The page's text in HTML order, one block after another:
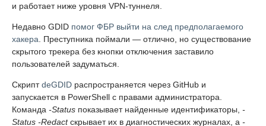
и работает ниже уровня VPN-туннеля.
Недавно GDID помог ФБР выйти на след предполагаемого
хакера . Преступника поймали — отлично, но существование
скрытого трекера без кнопки отключения заставило
пользователей задуматься.
СкриптdeGDID распространяется через GitHub и
запускается в PowerShell с правами администратора.
Команда -Status показывает найденные идентификаторы, -
Status -Redactскрывает их в диагностических журналах, а -